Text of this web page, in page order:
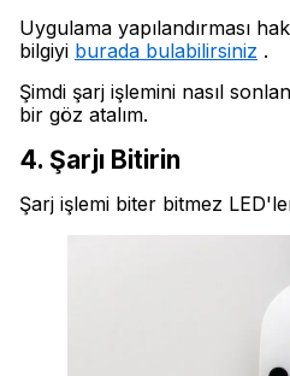
Uygulama yapılandırması
bilgiyi burada bulabilirsiniz .
Şimdi şarj işlemini nasıl
bir göz atalım.
4. Şarjı Bitirin
Şarj işlemi biter bitmez